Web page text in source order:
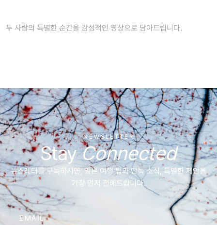
두 사람의 특별한 순간을 감성적인 영상으로 담아드립니다.
NEWSLETTER
StayConnected
뉴스레터를 구독하시면, 일본 여행 팁과 단독 소식, 특별한 제안을
가장 먼저 전해드립니다.
EMAIL